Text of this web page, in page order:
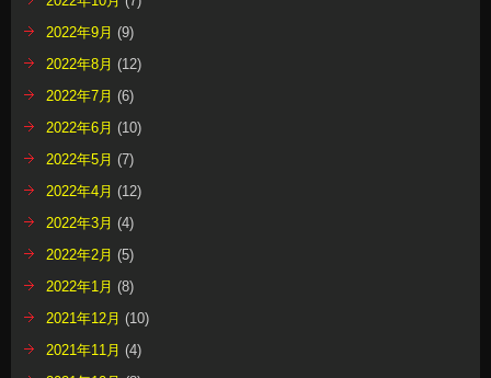
2022年9月 (9)
2022年8月 (12)
2022年7月 (6)
2022年6月 (10)
2022年5月 (7)
2022年4月 (12)
2022年3月 (4)
2022年2月 (5)
2022年1月 (8)
2021年12月 (10)
2021年11月 (4)